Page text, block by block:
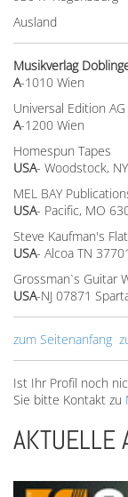
Ausland
Musikverlag
A-1010 Wien
Universal Edition AG
A-1200 Wien
Homespun Tapes
USA- Woodstock,
MEL BAY
USA- Pacific, MO
Steve Kaufman's
USA- Alcoa TN 37701
Grossman`s Guitar
USA-NJ 07871
zum Seitenanfang
Ist Ihr Profil noch
Sie bitte Kontakt zu